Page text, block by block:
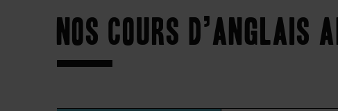
Nos cours d’anglais